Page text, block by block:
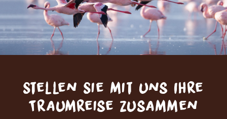
Stellen Sie mit uns Ihre
Traumreise zusammen